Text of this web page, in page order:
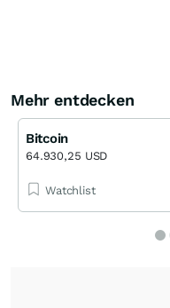
Mehr entdecken
Bitcoin
64.930,25 USD
Watchlist